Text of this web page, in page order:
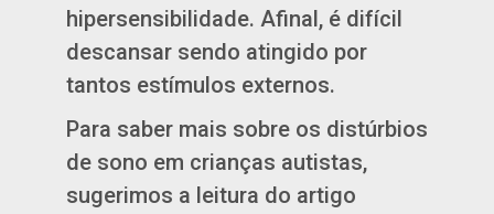
hipersensibilidade. Afinal, é difícil
descansar sendo atingido por
tantos estímulos externos.
Para saber mais sobre os distúrbios
de sono em crianças autistas,
sugerimos a leitura do artigo